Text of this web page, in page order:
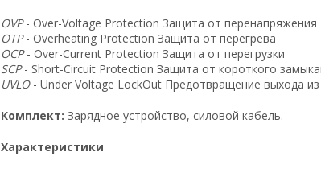
OVP- Over-Voltage Protection Защита от перенапряжения
OTP- Overheating Protection Защита от перегрева
OCP- Over-Current Protection Защита от перегрузки
SCP- Short-Circuit Protection Защита от короткого
UVLO- Under Voltage LockOut Предотвращение выхода
Комплект: Зарядное устройство, силовой кабель.
Характеристики